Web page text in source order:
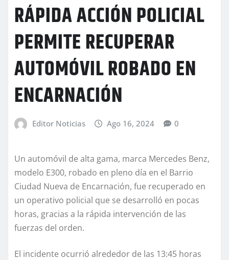
RÁPIDA ACCIÓN POLICIAL
PERMITE RECUPERAR
AUTOMÓVIL ROBADO EN
ENCARNACIÓN
Editor Noticias Ago 16, 2024 0
Un automóvil de alta gama, marca Mercedes Benz,
modelo E300, robado en pleno día en el Barrio
Ciudad Nueva de Encarnación, fue recuperado en
un operativo policial que se desarrolló en pocas
horas, gracias a la rápida intervención de las
fuerzas del orden.
El incidente ocurrió alrededor de las 13:45 horas